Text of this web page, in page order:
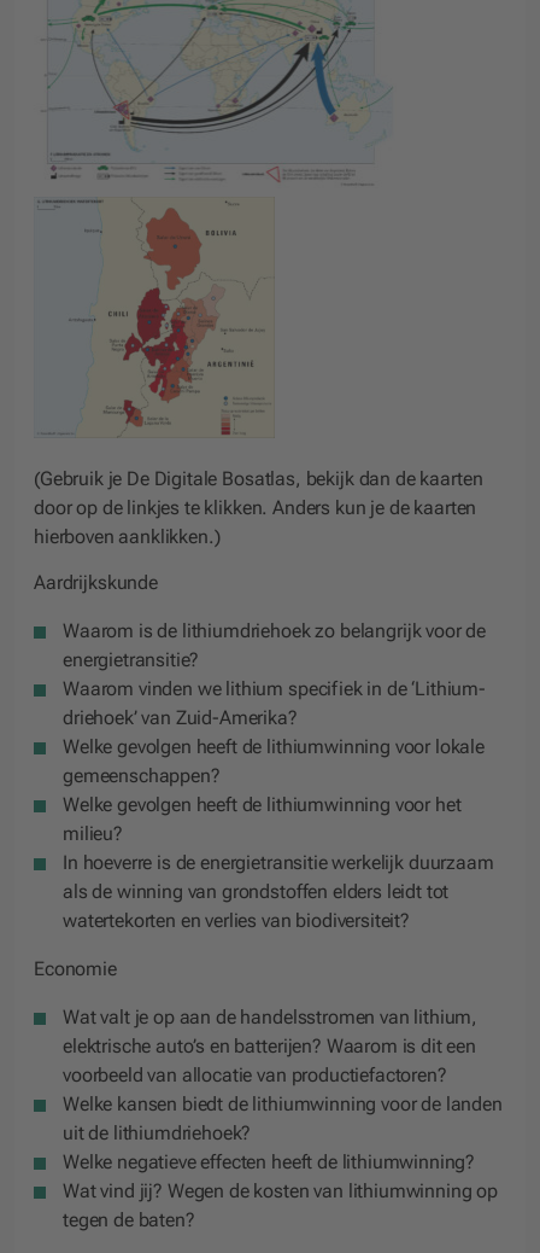
(Gebruik je De Digitale Bosatlas, bekijk dan de kaarten
door op de linkjes te klikken. Anders kun je de kaarten
hierboven aanklikken.)
Aardrijkskunde
Waarom is de lithiumdriehoek zo belangrijk voor de
energietransitie?
Waarom vinden we lithium specifiek in de ‘Lithium-
driehoek’ van Zuid-Amerika?
Welke gevolgen heeft de lithiumwinning voor lokale
gemeenschappen?
Welke gevolgen heeft de lithiumwinning voor het
milieu?
In hoeverre is de energietransitie werkelijk duurzaam
als de winning van grondstoffen elders leidt tot
watertekorten en verlies van biodiversiteit?
Economie
Wat valt je op aan de handelsstromen van lithium,
elektrische auto’s en batterijen? Waarom is dit een
voorbeeld van allocatie van productiefactoren?
Welke kansen biedt de lithiumwinning voor de landen
uit de lithiumdriehoek?
Welke negatieve effecten heeft de lithiumwinning?
Wat vind jij? Wegen de kosten van lithiumwinning op
tegen de baten?